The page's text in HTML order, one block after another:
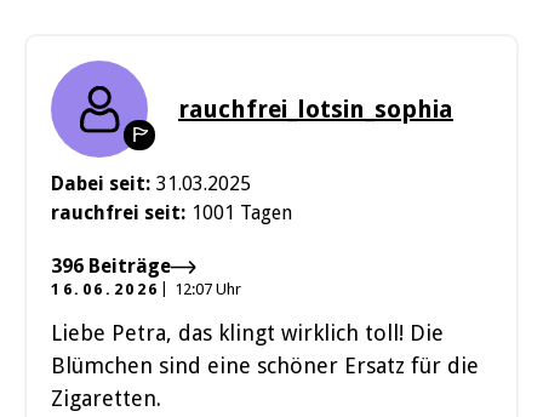
rauchfrei_lotsin_sophia
Dabei seit: 31.03.2025
rauchfrei seit: 1001 Tagen
396 Beiträge
16.06.2026 12:07 Uhr
Liebe Petra, das klingt wirklich toll! Die
Blümchen sind eine schöner Ersatz für die
Zigaretten.